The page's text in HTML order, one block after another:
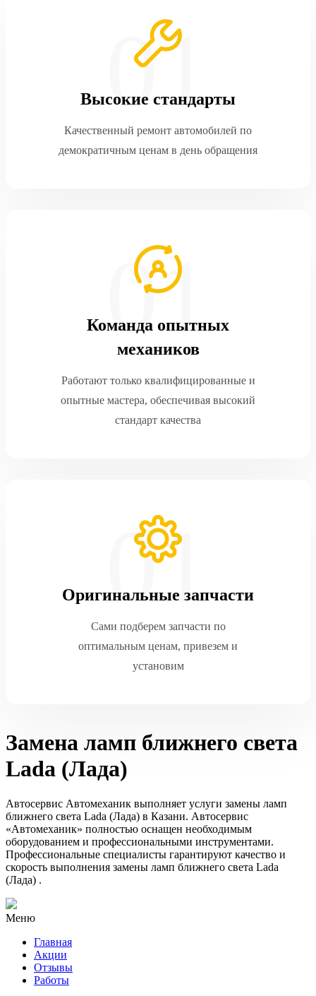
Высокие стандарты
Качественный ремонт автомобилей по
демократичным ценам в день обращения
Команда опытных
механиков
Работают только квалифицированные и
опытные мастера, обеспечивая высокий
стандарт качества
Оригинальные запчасти
Сами подберем запчасти по
оптимальным ценам, привезем и
установим
Замена ламп ближнего света
Lada (Лада)
Автосервис Автомеханик выполняет услуги замены ламп
ближнего света Lada (Лада) в Казани. Автосервис
«Автомеханик» полностью оснащен необходимым
оборудованием и профессиональными инструментами.
Профессиональные специалисты гарантируют качество и
скорость выполнения замены ламп ближнего света Lada
(Лада) .
Меню
Главная
Акции
Отзывы
Работы